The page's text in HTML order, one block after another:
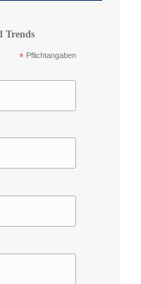
Trends
* Pflichtangaben